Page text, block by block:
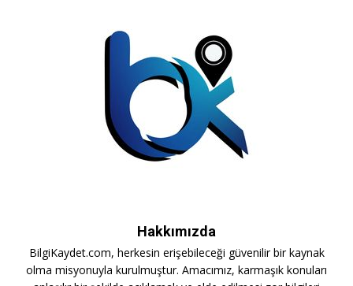
Hakkımızda
BilgiKaydet.com, herkesin erişebileceği güvenilir bir kaynak
olma misyonuyla kurulmuştur. Amacımız, karmaşık konuları